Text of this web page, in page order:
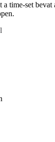
a time-set